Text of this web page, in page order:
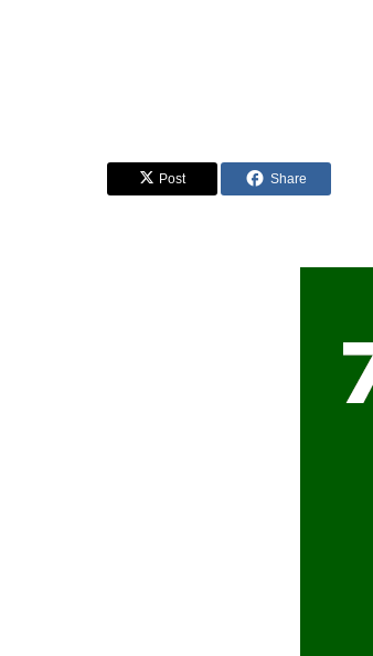
Post Share